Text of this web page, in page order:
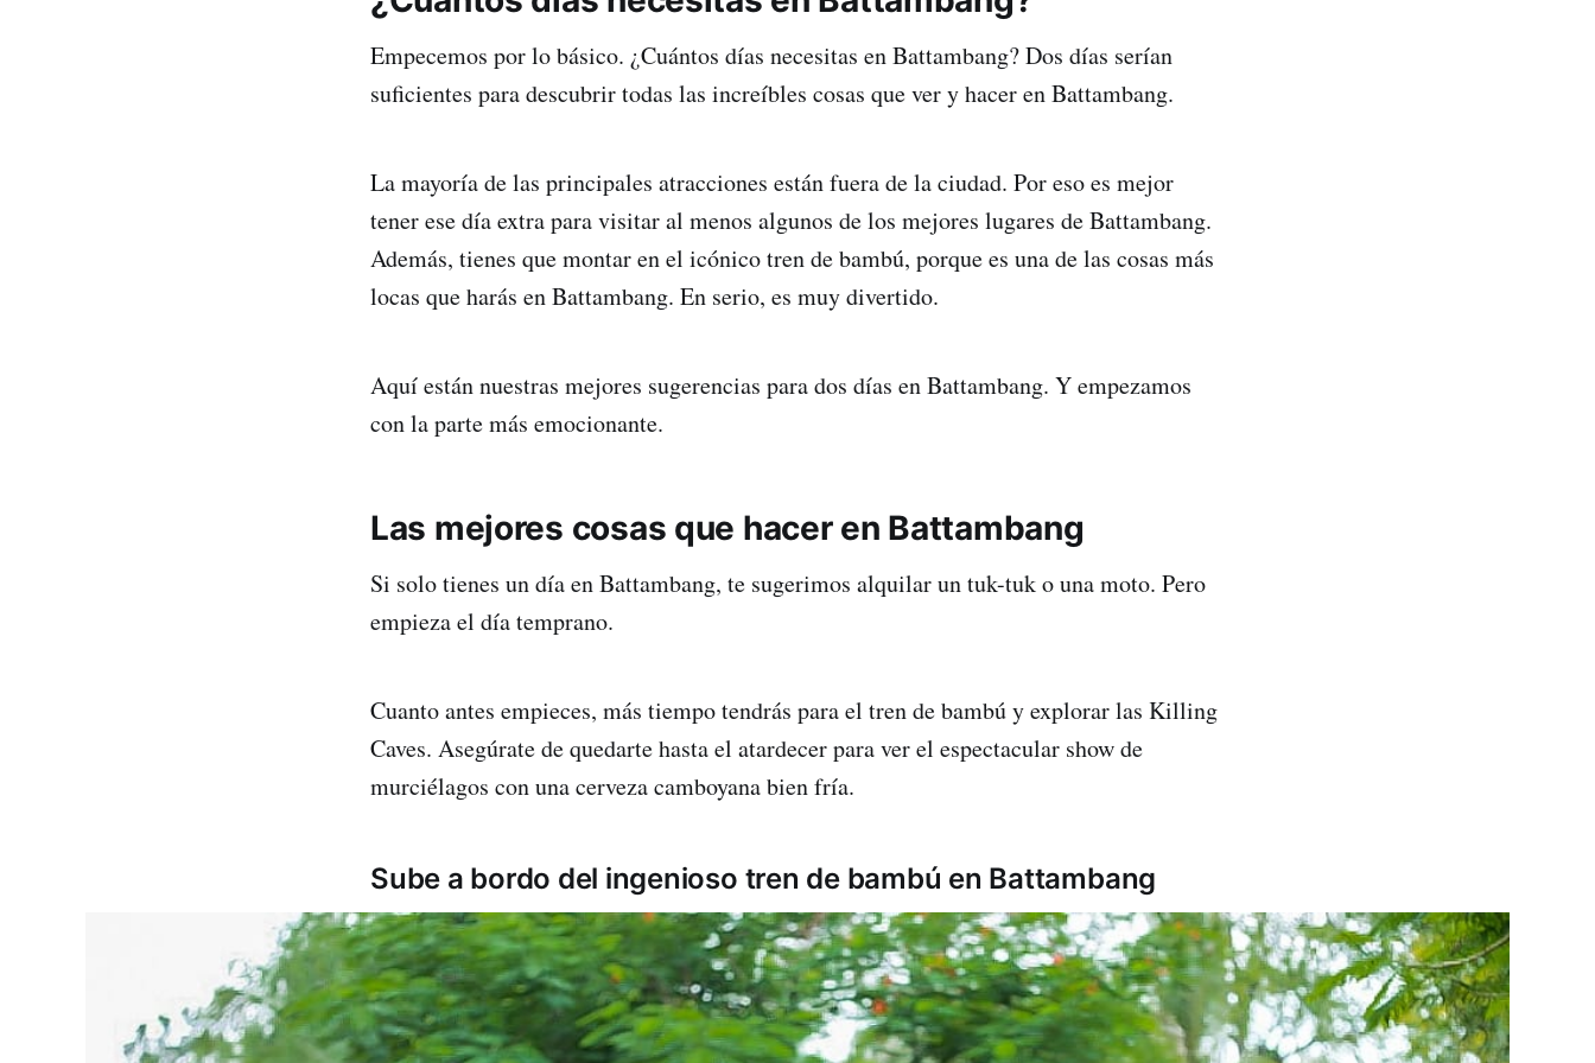
Empecemos por lo básico. ¿Cuántos días necesitas en Battambang? Dos días serían
suficientes para descubrir todas las increíbles cosas que ver y hacer en Battambang.
La mayoría de las principales atracciones están fuera de la ciudad. Por eso es mejor
tener ese día extra para visitar al menos algunos de los mejores lugares de Battambang.
Además, tienes que montar en el icónico tren de bambú, porque es una de las cosas más
locas que harás en Battambang. En serio, es muy divertido.
Aquí están nuestras mejores sugerencias para dos días en Battambang. Y empezamos
con la parte más emocionante.
Las mejores cosas que hacer en Battambang
Si solo tienes un día en Battambang, te sugerimos alquilar un tuk-tuk o una moto. Pero
empieza el día temprano.
Cuanto antes empieces, más tiempo tendrás para el tren de bambú y explorar las Killing
Caves. Asegúrate de quedarte hasta el atardecer para ver el espectacular show de
murciélagos con una cerveza camboyana bien fría.
Sube a bordo del ingenioso tren de bambú en Battambang